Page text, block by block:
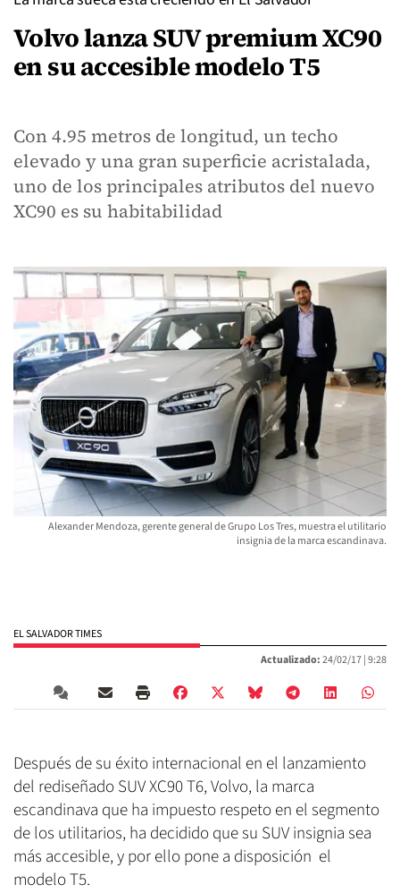
Volvo lanza SUV premium XC90
en su accesible modelo T5
Con 4.95 metros de longitud, un techo
elevado y una gran superficie acristalada,
uno de los principales atributos del nuevo
XC90 es su habitabilidad
Alexander Mendoza, gerente general de Grupo Los Tres, muestra el utilitario
insignia de la marca escandinava.
EL SALVADOR TIMES
Actualizado:24/02/17 |9:28
Después de su éxito internacional en el lanzamiento
del rediseñado SUV XC90 T6, Volvo, la marca
escandinava que ha impuesto respeto en el segmento
de los utilitarios, ha decidido que su SUV insignia sea
más accesible, y por ello pone a disposición el
modelo T5.